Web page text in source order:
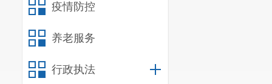
疫情防控
养老服务
行政执法